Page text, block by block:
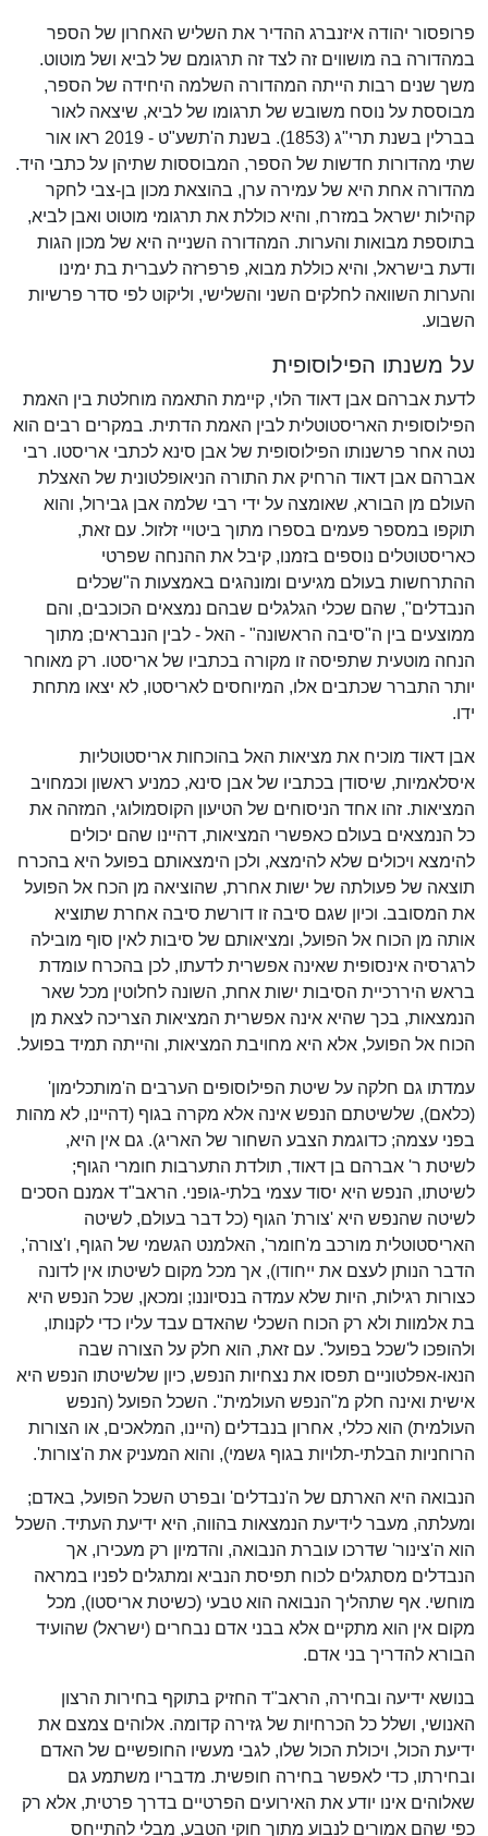
פרופסור יהודה איזנברג ההדיר את השליש האחרון של הספר
במהדורה בה מושווים זה לצד זה תרגומם של לביא ושל מוטוט.
משך שנים רבות הייתה המהדורה השלמה היחידה של הספר,
מבוססת על נוסח משובש של תרגומו של לביא, שיצאה לאור
בברלין בשנת תרי"ג (1853). בשנת ה'תשע"ט - 2019 ראו אור
שתי מהדורות חדשות של הספר, המבוססות שתיהן על כתבי היד.
מהדורה אחת היא של עמירה ערן, בהוצאת מכון בן-צבי לחקר
קהילות ישראל במזרח, והיא כוללת את תרגומי מוטוט ואבן לביא,
בתוספת מבואות והערות. המהדורה השנייה היא של מכון הגות
ודעת בישראל, והיא כוללת מבוא, פרפרזה לעברית בת ימינו
והערות השוואה לחלקים השני והשלישי, וליקוט לפי סדר פרשיות
השבוע.
על משנתו הפילוסופית
לדעת אברהם אבן דאוד הלוי, קיימת התאמה מוחלטת בין האמת
הפילוסופית האריסטוטלית לבין האמת הדתית. במקרים רבים הוא
נטה אחר פרשנותו הפילוסופית של אבן סינא לכתבי אריסטו. רבי
אברהם אבן דאוד הרחיק את התורה הניאופלטונית של האצלת
העולם מן הבורא, שאומצה על ידי רבי שלמה אבן גבירול, והוא
תוקפו במספר פעמים בספרו מתוך ביטויי זלזול. עם זאת,
כאריסטוטלים נוספים בזמנו, קיבל את ההנחה שפרטי
ההתרחשות בעולם מגיעים ומונהגים באמצעות ה"שכלים
הנבדלים", שהם שכלי הגלגלים שבהם נמצאים הכוכבים, והם
ממוצעים בין ה"סיבה הראשונה" - האל - לבין הנבראים; מתוך
הנחה מוטעית שתפיסה זו מקורה בכתביו של אריסטו. רק מאוחר
יותר התברר שכתבים אלו, המיוחסים לאריסטו, לא יצאו מתחת
ידו.
אבן דאוד מוכיח את מציאות האל בהוכחות אריסטוטליות
איסלאמיות, שיסודן בכתביו של אבן סינא, כמניע ראשון וכמחויב
המציאות. זהו אחד הניסוחים של הטיעון הקוסמולוגי, המזהה את
כל הנמצאים בעולם כאפשרי המציאות, דהיינו שהם יכולים
להימצא ויכולים שלא להימצא, ולכן הימצאותם בפועל היא בהכרח
תוצאה של פעולתה של ישות אחרת, שהוציאה מן הכח אל הפועל
את המסובב. וכיון שגם סיבה זו דורשת סיבה אחרת שתוציא
אותה מן הכוח אל הפועל, ומציאותם של סיבות לאין סוף מובילה
לרגרסיה אינסופית שאינה אפשרית לדעתו, לכן בהכרח עומדת
בראש היררכיית הסיבות ישות אחת, השונה לחלוטין מכל שאר
הנמצאות, בכך שהיא אינה אפשרית המציאות הצריכה לצאת מן
הכוח אל הפועל, אלא היא מחויבת המציאות, והייתה תמיד בפועל.
עמדתו גם חלקה על שיטת הפילוסופים הערבים ה'מותכלימון'
(כלאם), שלשיטתם הנפש אינה אלא מקרה בגוף (דהיינו, לא מהות
בפני עצמה; כדוגמת הצבע השחור של האריג). גם אין היא,
לשיטת ר' אברהם בן דאוד, תולדת התערבות חומרי הגוף;
לשיטתו, הנפש היא יסוד עצמי בלתי-גופני. הראב"ד אמנם הסכים
לשיטה שהנפש היא 'צורת' הגוף (כל דבר בעולם, לשיטה
האריסטוטלית מורכב מ'חומר', האלמנט הגשמי של הגוף, ו'צורה',
הדבר הנותן לעצם את ייחודו), אך מכל מקום לשיטתו אין לדונה
כצורות רגילות, היות שלא עמדה בנסיוננו; ומכאן, שכל הנפש היא
בת אלמוות ולא רק הכוח השכלי שהאדם עבד עליו כדי לקנותו,
ולהופכו ל'שכל בפועל'. עם זאת, הוא חלק על הצורה שבה
הנאו-אפלטוניים תפסו את נצחיות הנפש, כיון שלשיטתו הנפש היא
אישית ואינה חלק מ"הנפש העולמית". השכל הפועל (הנפש
העולמית) הוא כללי, אחרון בנבדלים (היינו, המלאכים, או הצורות
הרוחניות הבלתי-תלויות בגוף גשמי), והוא המעניק את ה'צורות'.
הנבואה היא הארתם של ה'נבדלים' ובפרט השכל הפועל, באדם;
ומעלתה, מעבר לידיעת הנמצאות בהווה, היא ידיעת העתיד. השכל
הוא ה'צינור' שדרכו עוברת הנבואה, והדמיון רק מעכירו, אך
הנבדלים מסתגלים לכוח תפיסת הנביא ומתגלים לפניו במראה
מוחשי. אף שתהליך הנבואה הוא טבעי (כשיטת אריסטו), מכל
מקום אין הוא מתקיים אלא בבני אדם נבחרים (ישראל) שהועיד
הבורא להדריך בני אדם.
בנושא ידיעה ובחירה, הראב"ד החזיק בתוקף בחירות הרצון
האנושי, ושלל כל הכרחיות של גזירה קדומה. אלוהים צמצם את
ידיעת הכול, ויכולת הכול שלו, לגבי מעשיו החופשיים של האדם
ובחירתו, כדי לאפשר בחירה חופשית. מדבריו משתמע גם
שאלוהים אינו יודע את האירועים הפרטיים בדרך פרטית, אלא רק
כפי שהם אמורים לנבוע מתוך חוקי הטבע, מבלי להתייחס